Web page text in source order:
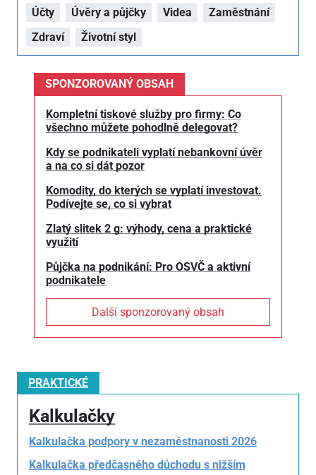
Účty Úvěry a půjčky Videa
Zaměstnání
Zdraví
Životní styl
SPONZOROVANÝ OBSAH
Kompletní tiskové služby pro firmy: Co
všechno můžete pohodlně delegovat?
Kdy se podnikateli vyplatí nebankovní úvěr
a na co si dát pozor
Komodity, do kterých se vyplatí investovat.
Podívejte se, co si vybrat
Zlatý slitek 2 g: výhody, cena a praktické
využití
Půjčka na podnikání: Pro OSVČ a aktivní
podnikatele
Další sponzorovaný obsah
PRAKTICKÉ
Kalkulačky
Kalkulačka podpory v nezaměstnanosti 2026
Kalkulačka předčasného důchodu s nižším